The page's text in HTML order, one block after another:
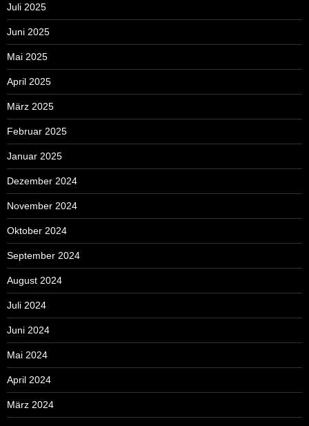
Juli 2025
Juni 2025
Mai 2025
April 2025
März 2025
Februar 2025
Januar 2025
Dezember 2024
November 2024
Oktober 2024
September 2024
August 2024
Juli 2024
Juni 2024
Mai 2024
April 2024
März 2024